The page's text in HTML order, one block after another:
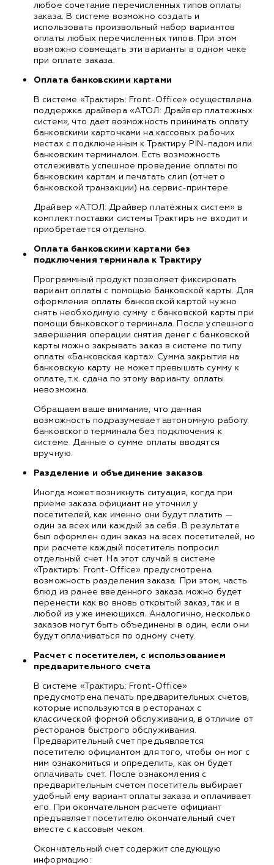
любое сочетание перечисленных типов оплаты
заказа. В системе возможно создать и
использовать произвольный набор вариантов
оплаты любых перечисленных типов. При этом
возможно совмещать эти варианты в одном чеке
при оплате заказа.
Оплата банковскими картами
В системе «Трактиръ: Front-Office» осуществлена
поддержка драйвера «АТОЛ: Драйвер платежных
систем», что дает возможность принимать оплату
банковскими карточками на кассовых рабочих
местах с подключенным к Трактиру PIN-падом или
банковским терминалом. Есть возможность
отслеживать успешное проведение оплаты по
банковским картам и печатать слип (отчет о
банковской транзакции) на сервис-принтере.
Драйвер «АТОЛ: Драйвер платёжных систем» в
комплект поставки системы Трактиръ не входит и
приобретается отдельно.
Оплата банковскими картами без
подключения терминала к Трактиру
Программный продукт позволяет фиксировать
вариант оплаты с помощью банковской карты. Для
оформления оплаты банковской картой нужно
снять необходимую сумму с банковской карты при
помощи банковского терминала. После успешного
завершения операции снятия денег с банковской
карты можно закрывать заказ в системе по типу
оплаты «Банковская карта». Сумма закрытия на
банковскую карту не может превышать сумму к
оплате, т.к. сдача по этому варианту оплаты
невозможна.
Обращаем ваше внимание, что данная
возможность подразумевает автономную работу
банковского терминала без подключения к
системе. Данные о сумме оплаты вводятся
вручную.
Разделение и объединение заказов
Иногда может возникнуть ситуация, когда при
приеме заказа официант не уточнил у
посетителей, как именно они будут платить —
один за всех или каждый за себя. В результате
был оформлен один заказ на всех посетителей, но
при расчете каждый посетитель попросил
отдельный счет. На этот случай в системе
«Трактиръ: Front-Office» предусмотрена
возможность разделения заказа. При этом, часть
блюд из ранее введенного заказа можно будет
перенести как во вновь открытый заказ, так и в
любой из уже имеющихся. Аналогично, несколько
заказов могут быть объединены в один, если они
будут оплачиваться по одному счету.
Расчет с посетителем, с использованием
предварительного счета
В системе «Трактиръ: Front-Office»
предусмотрена печать предварительных счетов,
которые используются в ресторанах с
классической формой обслуживания, в отличие от
ресторанов быстрого обслуживания.
Предварительный счет предъявляется
посетителю официантом для того, чтобы он мог с
ним ознакомиться и определить, как он будет
оплачивать счет. После ознакомления с
предварительным счетом посетитель выбирает
удобный ему вариант оплаты заказа и оплачивает
его. При окончательном расчете официант
предъявляет посетителю окончательный счет
вместе с кассовым чеком.
Окончательный счет содержит следующую
информацию: